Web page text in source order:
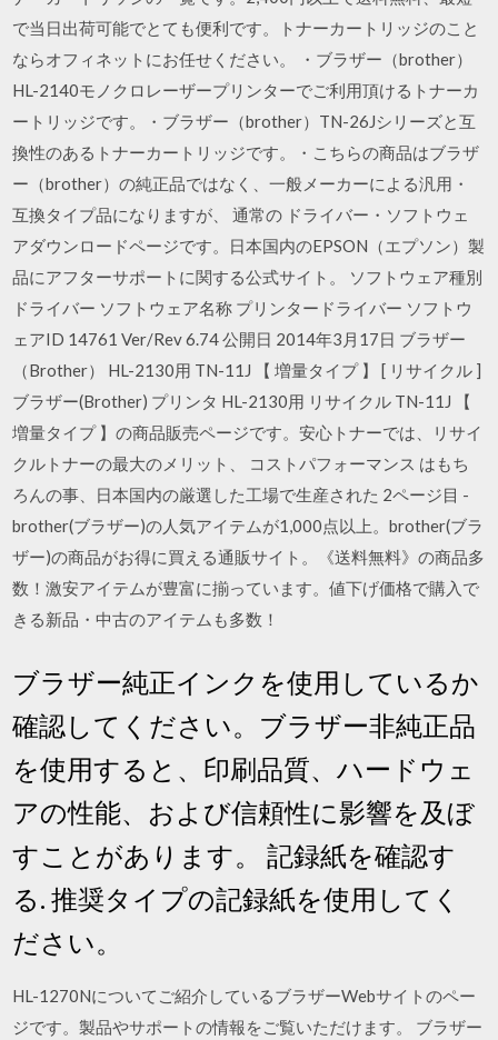
で当日出荷可能でとても便利です。トナーカートリッジのこと
ならオフィネットにお任せください。 ・ブラザー（brother）
HL-2140モノクロレーザープリンターでご利用頂けるトナーカ
ートリッジです。・ブラザー（brother）TN-26Jシリーズと互
換性のあるトナーカートリッジです。・こちらの商品はブラザ
ー（brother）の純正品ではなく、一般メーカーによる汎用・
互換タイプ品になりますが、 通常の ドライバー・ソフトウェ
アダウンロードページです。日本国内のEPSON（エプソン）製
品にアフターサポートに関する公式サイト。 ソフトウェア種別
ドライバー ソフトウェア名称 プリンタードライバー ソフトウ
ェアID 14761 Ver/Rev 6.74 公開日 2014年3月17日 ブラザー
（Brother） HL-2130用 TN-11J 【 増量タイプ 】 [ リサイクル ]
ブラザー(Brother) プリンタ HL-2130用 リサイクル TN-11J 【
増量タイプ 】の商品販売ページです。安心トナーでは、リサイ
クルトナーの最大のメリット、 コストパフォーマンス はもち
ろんの事、日本国内の厳選した工場で生産された 2ページ目 -
brother(ブラザー)の人気アイテムが1,000点以上。brother(ブラ
ザー)の商品がお得に買える通販サイト。《送料無料》の商品多
数！激安アイテムが豊富に揃っています。値下げ価格で購入で
きる新品・中古のアイテムも多数！
ブラザー純正インクを使用しているか
確認してください。ブラザー非純正品
を使用すると、印刷品質、ハードウェ
アの性能、および信頼性に影響を及ぼ
すことがあります。 記録紙を確認す
る. 推奨タイプの記録紙を使用してく
ださい。
HL-1270Nについてご紹介しているブラザーWebサイトのペー
ジです。製品やサポートの情報をご覧いただけます。 ブラザー